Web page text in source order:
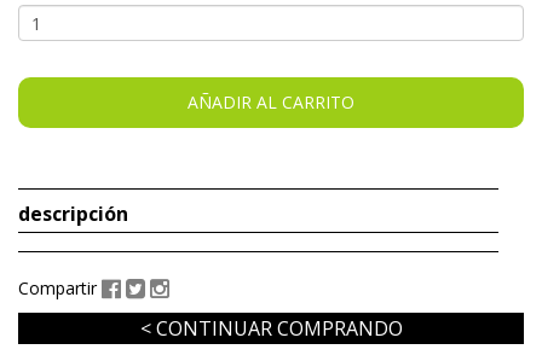
descripción
Compartir
< CONTINUAR COMPRANDO